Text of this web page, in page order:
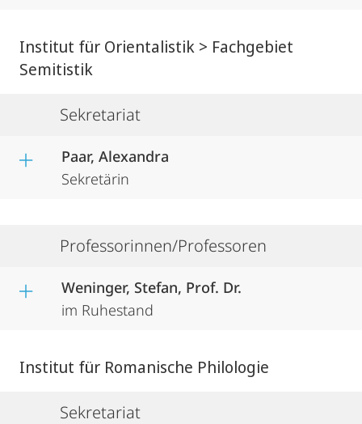
Institut für Orientalistik > Fachgebiet
Semitistik
Sekretariat
Paar, Alexandra
Sekretärin
Professorinnen/Professoren
Weninger, Stefan, Prof. Dr.
im Ruhestand
Institut für Romanische Philologie
Sekretariat